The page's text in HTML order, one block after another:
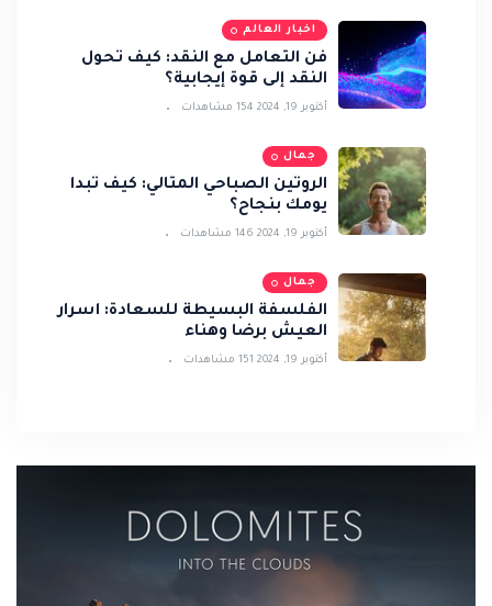
اخبار العالم
فن التعامل مع النقد: كيف تحول
النقد إلى قوة إيجابية؟
أكتوبر 19, 2024 154 مشاهدات
جمال
الروتين الصباحي المثالي: كيف تبدأ
يومك بنجاح؟
أكتوبر 19, 2024 146 مشاهدات
جمال
الفلسفة البسيطة للسعادة: أسرار
العيش برضا وهناء
أكتوبر 19, 2024 151 مشاهدات